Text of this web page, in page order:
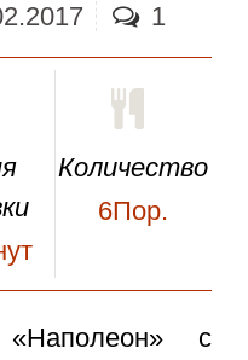
1
Количество
6Пор.
с